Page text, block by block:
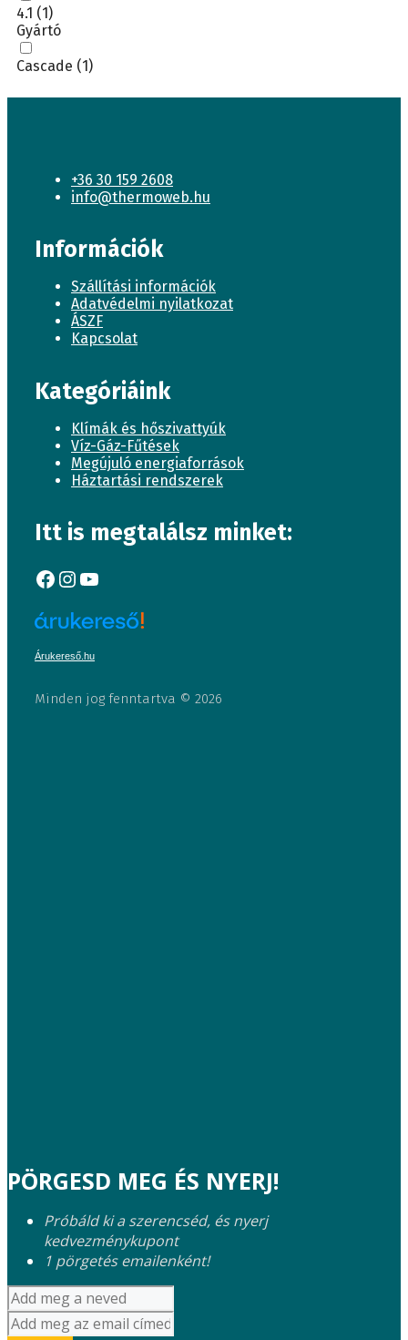
4.1 (1)
Gyártó
Cascade (1)
+36 30 159 2608
info@thermoweb.hu
Információk
Szállítási információk
Adatvédelmi nyilatkozat
ÁSZF
Kapcsolat
Kategóriáink
Klímák és hőszivattyúk
Víz-Gáz-Fűtések
Megújuló energiaforrások
Háztartási rendszerek
Itt is megtalálsz minket:
Facebook
Instagram
YouTube
Árukereső.hu
Minden jog fenntartva © 2026
PÖRGESD MEG ÉS NYERJ!
Próbáld ki a szerencséd, és nyerj
kedvezménykupont
1 pörgetés emailenként!